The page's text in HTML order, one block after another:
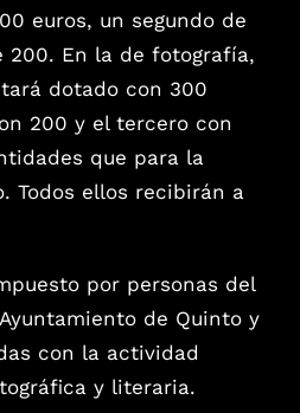
euros, un segundo de
200. En la de fotografía,
dotado con 300
200 y el tercero con
que para la
Todos ellos recibirán a
por personas del
de Quinto y
con la actividad
y literaria.